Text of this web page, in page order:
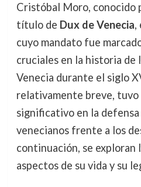
Cristóbal Moro, conocido
título de Dux de Venecia,
cuyo mandato fue
cruciales en la historia de
Venecia durante el siglo
relativamente breve, tuvo
significativo en la
venecianos frente a los
continuación, se exploran
aspectos de su vida y su